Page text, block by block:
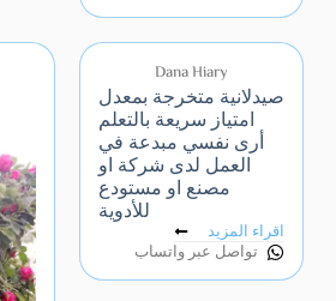
Dana Hiary
صيدلانية متخرجة بمعدل
امتياز سريعة بالتعلم
أرى نفسي مبدعة في
العمل لدى شركة او
مصنع او مستودع
للأدوية
اقراء المزيد
تواصل عبر واتساب